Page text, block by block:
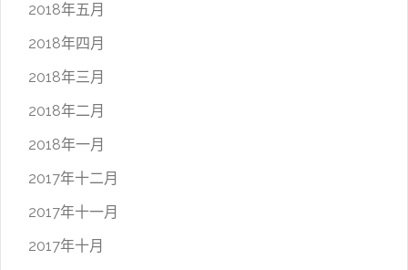
2018年五月
2018年四月
2018年三月
2018年二月
2018年一月
2017年十二月
2017年十一月
2017年十月